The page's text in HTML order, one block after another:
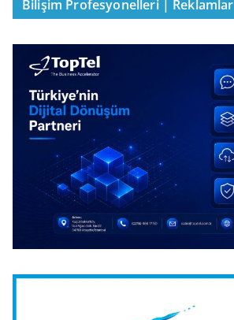
Bilişim Profesyonelleri | Reklamlar